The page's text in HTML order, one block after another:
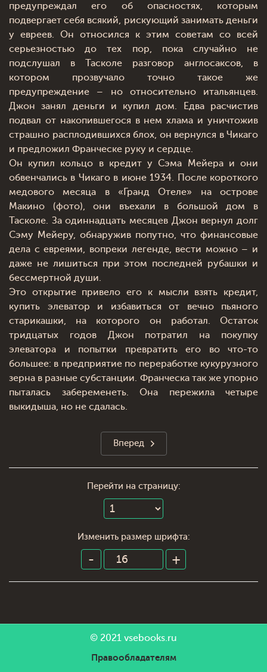
предупреждал его об опасностях, которым
подвергает себя всякий, рискующий занимать деньги
у евреев. Он относился к этим советам со всей
серьезностью до тех пор, пока случайно не
подслушал в Тасколе разговор англосаксов, в
котором прозвучало точно такое же
предупреждение – но относительно итальянцев.
Джон занял деньги и купил дом. Едва расчистив
подвал от накопившегося в нем хлама и уничтожив
страшно расплодившихся блох, он вернулся в Чикаго
и предложил Франческе руку и сердце.
Он купил кольцо в кредит у Сэма Мейера и они
обвенчались в Чикаго в июне 1934. После короткого
медового месяца в «Гранд Отеле» на острове
Макино (фото), они въехали в большой дом в
Тасколе. За одиннадцать месяцев Джон вернул долг
Сэму Мейеру, обнаружив попутно, что финансовые
дела с евреями, вопреки легенде, вести можно – и
даже не лишиться при этом последней рубашки и
бессмертной души.
Это открытие привело его к мысли взять кредит,
купить элеватор и избавиться от вечно пьяного
старикашки, на которого он работал. Остаток
тридцатых годов Джон потратил на покупку
элеватора и попытки превратить его во что-то
большее: в предприятие по переработке кукурузного
зерна в разные субстанции. Франческа так же упорно
пыталась забеременеть. Она пережила четыре
выкидыша, но не сдалась.
Вперед
Перейти на страницу:
Изменить размер шрифта:
© 2021 vsebooks.ru
Правообладателям